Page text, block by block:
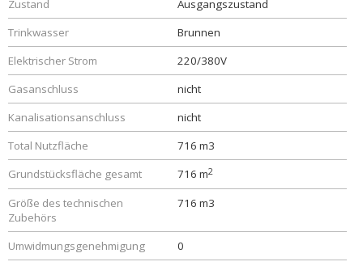
Zustand
Ausgangszustand
Trinkwasser
Brunnen
Elektrischer Strom
220/380V
Gasanschluss
nicht
Kanalisationsanschluss
nicht
Total Nutzfläche
716 m3
Grundstücksfläche gesamt
716 m2
Größe des technischen
Zubehörs
716 m3
Umwidmungsgenehmigung
0